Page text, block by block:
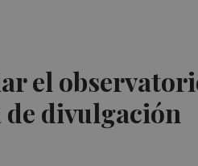
el
de divulgación